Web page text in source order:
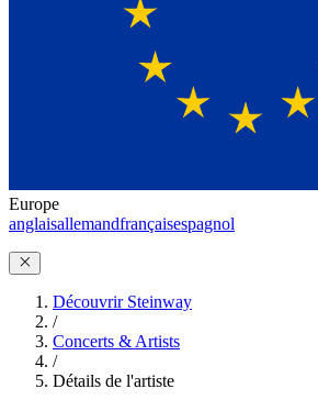
Europe
anglaisallemandfrançaisespagnol
Découvrir Steinway
/
Concerts & Artists
/
Détails de l'artiste